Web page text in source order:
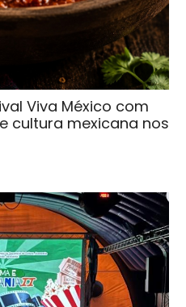
Viva México com
cultura mexicana nos